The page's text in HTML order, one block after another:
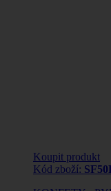
Koupit produkt
Kód zboží: